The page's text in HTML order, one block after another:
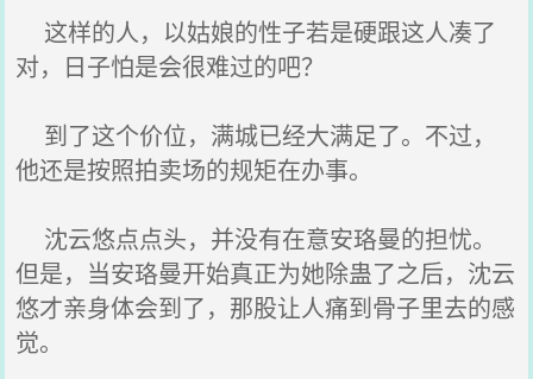
这样的人，以姑娘的性子若是硬跟这人凑了
对，日子怕是会很难过的吧？
到了这个价位，满城已经大满足了。不过，
他还是按照拍卖场的规矩在办事。
沈云悠点点头，并没有在意安珞曼的担忧。
但是，当安珞曼开始真正为她除蛊了之后，沈云
悠才亲身体会到了，那股让人痛到骨子里去的感
觉。